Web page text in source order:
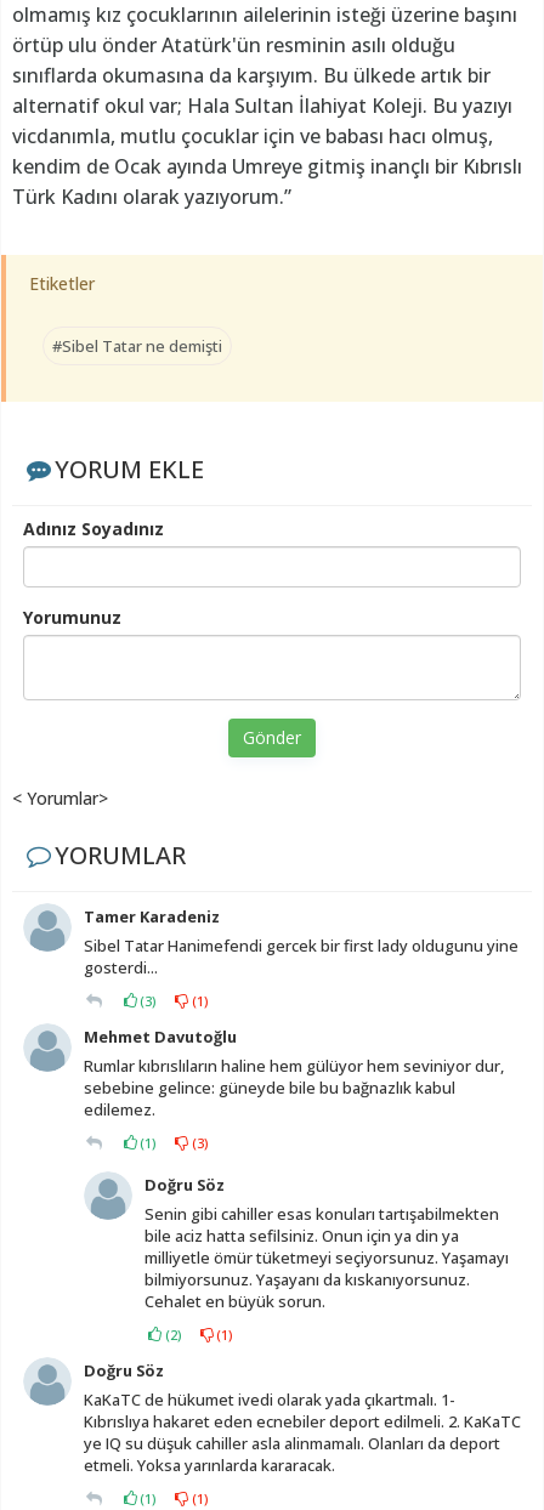
olmamış kız çocuklarının ailelerinin isteği üzerine başını
örtüp ulu önder Atatürk'ün resminin asılı olduğu
sınıflarda okumasına da karşıyım. Bu ülkede artık bir
alternatif okul var; Hala Sultan İlahiyat Koleji. Bu yazıyı
vicdanımla, mutlu çocuklar için ve babası hacı olmuş,
kendim de Ocak ayında Umreye gitmiş inançlı bir Kıbrıslı
Türk Kadını olarak yazıyorum.”
Etiketler
#Sibel Tatar ne demişti
YORUM EKLE
Adınız Soyadınız
Yorumunuz
Gönder
< Yorumlar>
YORUMLAR
Tamer Karadeniz
Sibel Tatar Hanimefendi gercek bir first lady oldugunu yine
gosterdi...
(3) (1)
Mehmet Davutoğlu
Rumlar kıbrıslıların haline hem gülüyor hem seviniyor dur,
sebebine gelince: güneyde bile bu bağnazlık kabul
edilemez.
(1) (3)
Doğru Söz
Senin gibi cahiller esas konuları tartışabilmekten
bile aciz hatta sefilsiniz. Onun için ya din ya
milliyetle ömür tüketmeyi seçiyorsunuz. Yaşamayı
bilmiyorsunuz. Yaşayanı da kıskanıyorsunuz.
Cehalet en büyük sorun.
(2) (1)
Doğru Söz
KaKaTC de hükumet ivedi olarak yada çıkartmalı. 1-
Kıbrıslıya hakaret eden ecnebiler deport edilmeli. 2. KaKaTC
ye IQ su düşuk cahiller asla alinmamalı. Olanları da deport
etmeli. Yoksa yarınlarda kararacak.
(1) (1)